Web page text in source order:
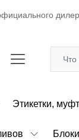
Этикетки,